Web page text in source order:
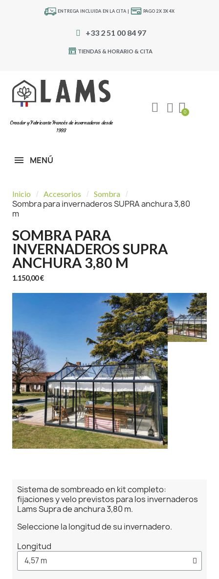
ENTREGA INCLUIDA EN LA CITA | PAGO 2X 3X 4X
+33 2 51 00 84 97
TIENDAS & HORARIO & CITA
Creador y Fabricante Francés de invernaderos desde
1993
MENÚ
Inicio Accesorios Sombra
Sombra para invernaderos SUPRA anchura 3,80
m
SOMBRA PARA
INVERNADEROS SUPRA
ANCHURA 3,80 M
1.150,00 €
Sistema de sombreado en kit completo:
fijaciones y velo previstos para los invernaderos
Lams Supra de anchura 3,80 m.
Seleccione la longitud de su invernadero.
Longitud